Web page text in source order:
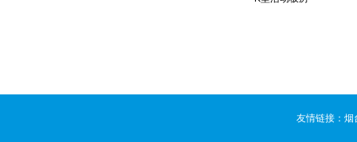
友情链接： 烟